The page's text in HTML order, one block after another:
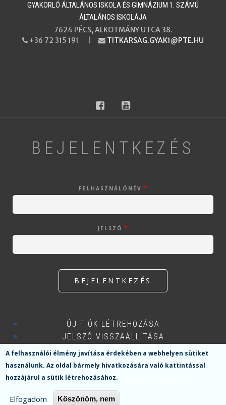
​​​​​​​GYAKORLÓ ÁLTALÁNOS ISKOLA ÉS GIMNÁZIUM 1. SZÁMÚ
ÁLTALÁNOS ISKOLÁJA
7624 PÉCS, ALKOTMÁNY UTCA 38.
PHONE
+36 72 315 191 | EMAIL
TITKARSAG.GYAK1@PTE.HU
facebookyoutube
BEJELENTKEZÉS
FELHASZNÁLÓNÉV
JELSZÓ
ÚJ FIÓK LÉTREHOZÁSA
JELSZÓ VISSZAÁLLÍTÁSA
A felhasználói élmény javítása érdekében a webhelyen sütiket
használunk.Az oldal bármely hivatkozására való kattintással
hozzájárul a sütik létrehozásához.
Elfogadom Köszönöm, nem